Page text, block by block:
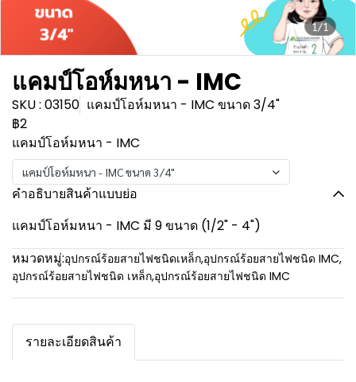
1/1
แคมป์โอห์มหนา - IMC
SKU : 03150 แคมป์โอห์มหนา - IMC ขนาด 3/4"
฿2
แคมป์โอห์มหนา - IMC
แคมป์โอห์มหนา - IMC ขนาด 3/4"
คำอธิบายสินค้าแบบย่อ
แคมป์โอห์มหนา - IMC มี 9 ขนาด (1/2" - 4")
หมวดหมู่:อุปกรณ์ร้อยสายไฟชนิดเหล็ก,อุปกรณ์ร้อยสายไฟชนิด IMC,
อุปกรณ์ร้อยสายไฟชนิด เหล็ก,อุปกรณ์ร้อยสายไฟชนิด IMC
รายละเอียดสินค้า